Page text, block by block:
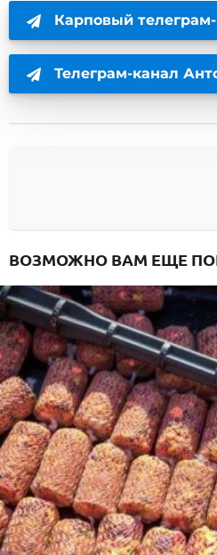
Карповый телеграм-
Телеграм-канал
ВОЗМОЖНО ВАМ ЕЩЕ